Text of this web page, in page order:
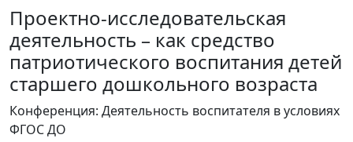
Проектно-исследовательская
деятельность – как средство
патриотического воспитания детей
старшего дошкольного возраста
Конференция: Деятельность воспитателя в условиях
ФГОС ДО